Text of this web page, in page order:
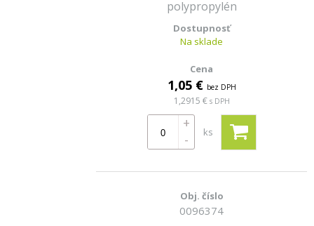
polypropylén
Na sklade
1,05 € bez DPH
1,2915 € s DPH
+
-
ks
0096374